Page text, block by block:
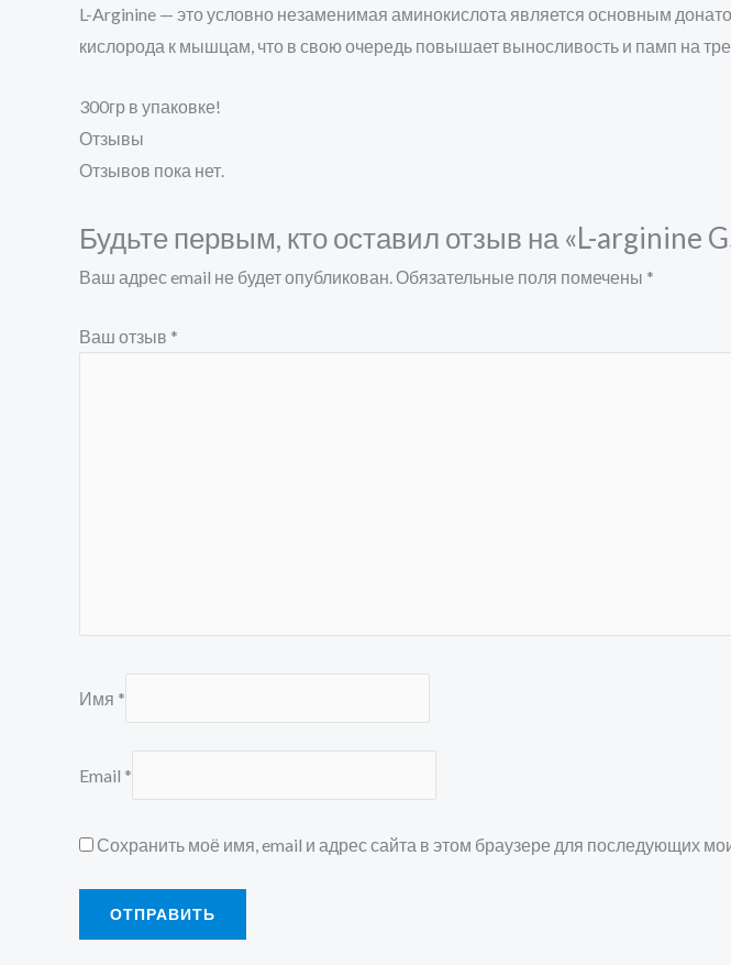
L-Arginine — это условно незаменимая аминокислота является основным
кислорода к мышцам, что в свою очередь повышает выносливость и памп на
300гр в упаковке!
Отзывы
Отзывов пока нет.
Будьте первым, кто оставил отзыв на «L-arginine
Ваш адрес email не будет опубликован. Обязательные поля помечены *
Ваш отзыв *
Имя *
Email *
Сохранить моё имя, email и адрес сайта в этом браузере для последующих